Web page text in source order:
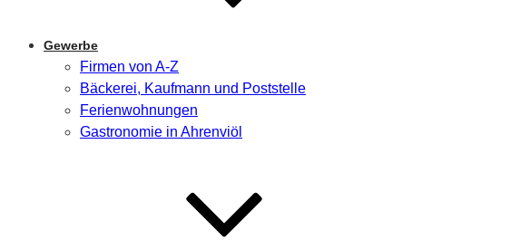
Gewerbe
Firmen von A-Z
Bäckerei, Kaufmann und Poststelle
Ferienwohnungen
Gastronomie in Ahrenviöl